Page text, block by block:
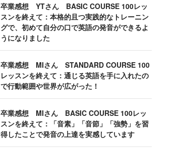
卒業感想 YTさん BASIC COURSE 100レッ
スンを終えて：本格的且つ実践的なトレーニン
グで、初めて自分の口で英語の発音ができるよ
うになりました
卒業感想 MIさん STANDARD COURSE 100
レッスンを終えて：通じる英語を手に入れたの
で行動範囲や世界が広がった！
卒業感想 MIさん BASIC COURSE 100レッ
スンを終えて：「音素」「音節」「強勢」を習
得したことで発音の上達を実感しています